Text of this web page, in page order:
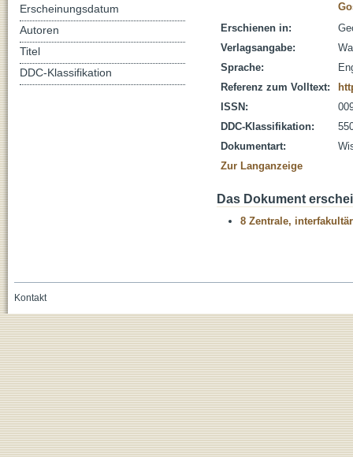
Erschienen in:
Verlagsangabe:
Sprache:
Referenz zum Volltext:
ISSN:
DDC-Klassifikation:
Dokumentart:
Zur Langanzeige
Das Dokument
8 Zentrale,
Erscheinungsdatum
Autoren
Titel
DDC-Klassifikation
Kontakt